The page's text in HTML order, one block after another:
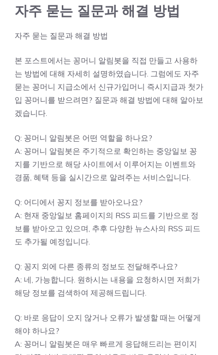
자주 묻는 질문과 해결 방법
자주 묻는 질문과 해결 방법
본 포스트에서는 꽁머니 알림봇을 직접 만들고 사용하
는 방법에 대해 자세히 설명하였습니다. 그럼에도 자주
묻는 꽁머니 지급소에서 신규가입머니 즉시지급과 첫가
입 꽁머니를 받으려면? 질문과 해결 방법에 대해 알아보
겠습니다.
Q: 꽁머니 알림봇은 어떤 역할을 하나요?
A: 꽁머니 알림봇은 주기적으로 확인하는 중앙일보 꽁
지를 기반으로 해당 사이트에서 이루어지는 이벤트와
경품, 혜택 등을 실시간으로 알려주는 서비스입니다.
Q: 어디에서 꽁지 정보를 받아오나요?
A: 현재 중앙일보 홈페이지의 RSS 피드를 기반으로 정
보를 받아오고 있으며, 추후 다양한 뉴스사의 RSS 피드
도 추가될 예정입니다.
Q: 꽁지 외에 다른 종류의 정보도 전달해주나요?
A: 네, 가능합니다. 원하시는 내용을 요청하시면 저희가
해당 정보를 검색하여 제공해드립니다.
Q: 바로 응답이 오지 않거나 오류가 발생할 때는 어떻게
해야 하나요?
A: 꽁머니 알림봇은 매우 빠르게 응답해드리는 편이지